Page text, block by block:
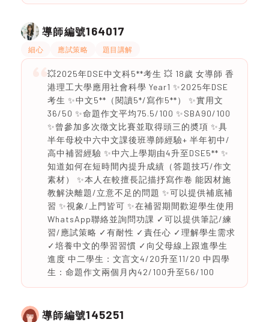
導師編號164017
細心 應試策略 題目講解
💥2025年DSE中文科5**考生 💥 18歲 女導師 香
港理工大學應用社會科學 Year1 ✨2025年DSE
考生 ✨中文5**（閱讀5*/寫作5**） ✨實用文
36/50 ✨命題作文平均75.5/100 ✨SBA90/100
✨曾參加多次徵文比賽並取得頭三的奬項 ✨具
半年母校中六中文課後班導師經驗+ 半年初中/
高中補習經驗 ✨中六上學期由4升至DSE5** ✨
知道如何在短時間內提升成績（答題技巧/作文
素材） ✨本人在較擅長記描抒寫作卷 能因材施
教解決離題/立意不足的問題 ✨可以提供補底補
習 ✨視象/上門皆可 ✨在補習期間歡迎學生使用
WhatsApp聯絡並詢問功課 ✓可以提供筆記/練
習/應試策略 ✓有耐性 ✓責任心 ✓理解學生需求
✓培養中文的學習習慣 ✓向父母線上跟進學生
進度 中二學生：文言文4/20升至11/20 中四學
生：命題作文兩個月內42/100升至56/100
導師編號145251